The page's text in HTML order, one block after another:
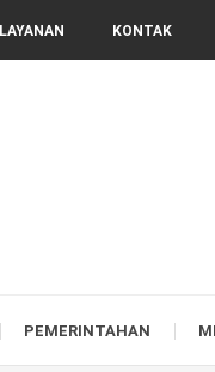
LAYANAN KONTAK
PEMERINTAHAN